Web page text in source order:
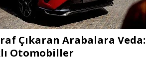
Çıkaran Arabalara Veda:
Otomobiller